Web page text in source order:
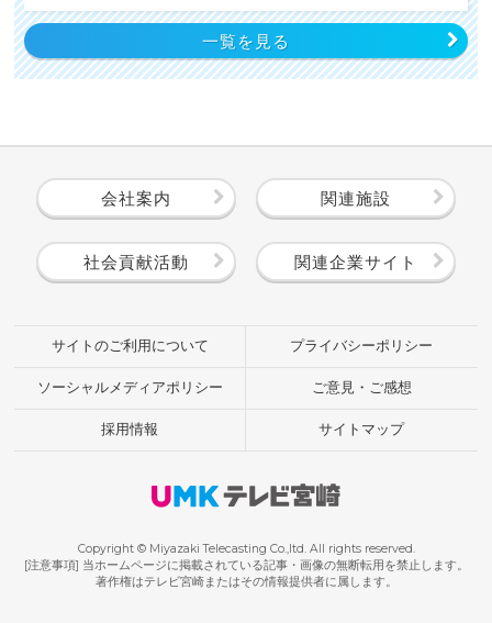
一覧を見る
会社案内 関連施設
社会貢献活動 関連企業サイト
サイトのご利用について プライバシーポリシー
ソーシャルメディアポリシー ご意見・ご感想
採用情報 サイトマップ
Copyright © Miyazaki Telecasting Co.,ltd. All rights reserved.
[注意事項] 当ホームページに掲載されている記事・画像の無断転用を禁止します。
著作権はテレビ宮崎またはその情報提供者に属します。